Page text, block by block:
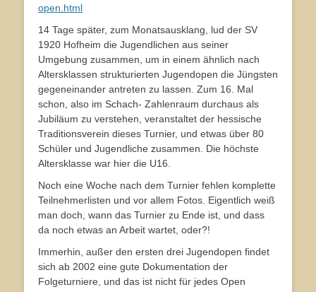
open.html
14 Tage später, zum Monatsausklang, lud der SV
1920 Hofheim die Jugendlichen aus seiner
Umgebung zusammen, um in einem ähnlich nach
Altersklassen strukturierten Jugendopen die Jüngsten
gegeneinander antreten zu lassen. Zum 16. Mal
schon, also im Schach- Zahlenraum durchaus als
Jubiläum zu verstehen, veranstaltet der hessische
Traditionsverein dieses Turnier, und etwas über 80
Schüler und Jugendliche zusammen. Die höchste
Altersklasse war hier die U16.
Noch eine Woche nach dem Turnier fehlen komplette
Teilnehmerlisten und vor allem Fotos. Eigentlich weiß
man doch, wann das Turnier zu Ende ist, und dass
da noch etwas an Arbeit wartet, oder?!
Immerhin, außer den ersten drei Jugendopen findet
sich ab 2002 eine gute Dokumentation der
Folgeturniere, und das ist nicht für jedes Open